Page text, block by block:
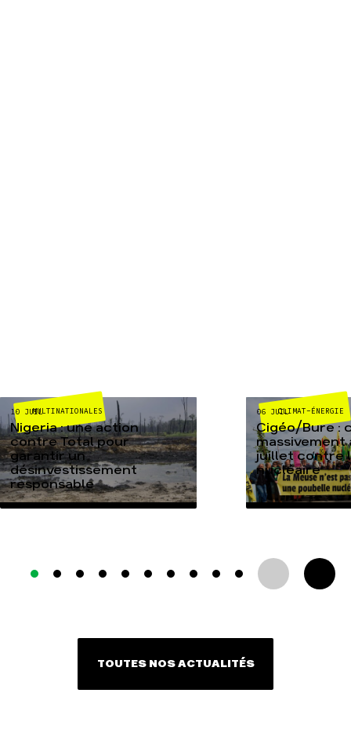
MULTINATIONALES
10 JUIL
Nigeria : une action
contre Total pour
garantir un
désinvestissement
responsable
CLIMAT-ÉNERGIE
06 JUIL
Cigéo/Bure :
massivement
juillet contre
nucléaire
TOUTES NOS ACTUALITÉS